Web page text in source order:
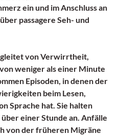
ein und im Anschluss an
passagere Seh- und
von Verwirrtheit,
weniger als einer Minute
Episoden, in denen der
beim Lesen
Sprache hat. Sie halten
einer Stunde an. Anfälle
von der früheren Migräne